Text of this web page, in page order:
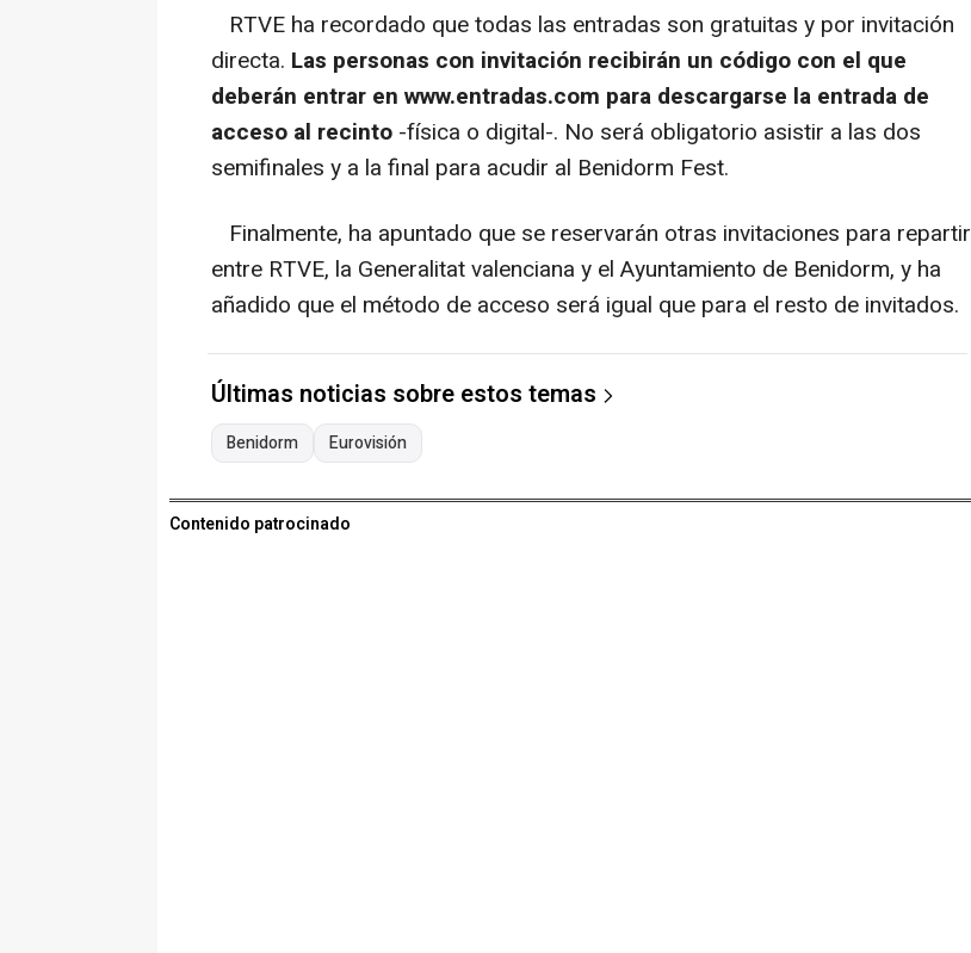
RTVE ha recordado que todas las entradas son gratuitas y por invitación
directa. Las personas con invitación recibirán un código con el que
deberán entrar en www.entradas.com para descargarse la entrada de
acceso al recinto -física o digital-. No será obligatorio asistir a las dos
semifinales y a la final para acudir al Benidorm Fest.
Finalmente, ha apuntado que se reservarán otras invitaciones para repartir
entre RTVE, la Generalitat valenciana y el Ayuntamiento de Benidorm, y ha
añadido que el método de acceso será igual que para el resto de invitados.
Últimas noticias sobre estos temas
Benidorm Eurovisión
Contenido patrocinado